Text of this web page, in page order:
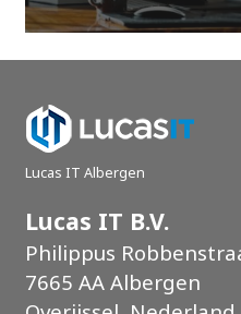
Lucas IT Albergen
Lucas IT B.V.
Philippus
7665 AA Albergen